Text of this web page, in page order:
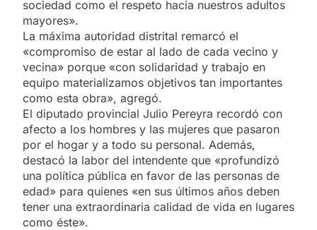
sociedad como el respeto hacia nuestros adultos
mayores».
La máxima autoridad distrital remarcó el
«compromiso de estar al lado de cada vecino y
vecina» porque «con solidaridad y trabajo en
equipo materializamos objetivos tan importantes
como esta obra», agregó.
El diputado provincial Julio Pereyra recordó con
afecto a los hombres y las mujeres que pasaron
por el hogar y a todo su personal. Además,
destacó la labor del intendente que «profundizó
una política pública en favor de las personas de
edad» para quienes «en sus últimos años deben
tener una extraordinaria calidad de vida en lugares
como éste».